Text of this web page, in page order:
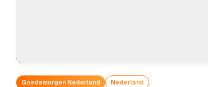
Goedemorgen Nederland Nederland